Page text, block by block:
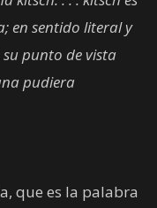
en sentido literal y
punto de vista
pudiera
que es la palabra